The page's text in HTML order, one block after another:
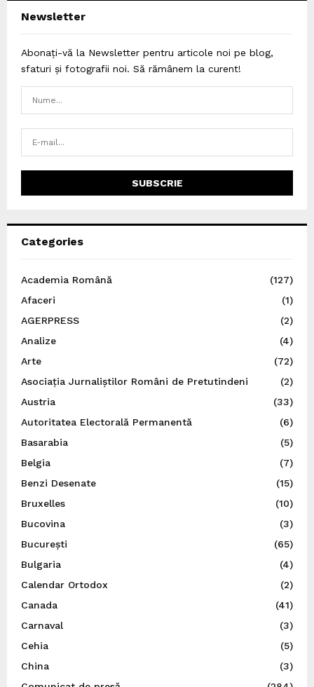
Newsletter
Abonați-vă la Newsletter pentru articole noi pe blog,
sfaturi și fotografii noi. Să rămânem la curent!
Categories
Academia Română
(127)
Afaceri
(1)
AGERPRESS
(2)
Analize
(4)
Arte
(72)
Asociația Jurnaliștilor Români de Pretutindeni
(2)
Austria
(33)
Autoritatea Electorală Permanentă
(6)
Basarabia
(5)
Belgia
(7)
Benzi Desenate
(15)
Bruxelles
(10)
Bucovina
(3)
București
(65)
Bulgaria
(4)
Calendar Ortodox
(2)
Canada
(41)
Carnaval
(3)
Cehia
(5)
China
(3)